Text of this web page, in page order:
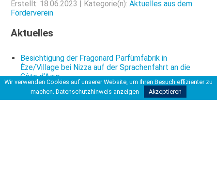
Erstellt: 18.06.2023 | Kategorie(n):Aktuelles aus dem
Förderverein
Aktuelles
Besichtigung der Fragonard Parfümfabrik in
Èze/Village bei Nizza auf der Sprachenfahrt an die
Côte d’Azur
Spanischunterricht einmal anders: Oberstufenkurse
erleben authentische Sprache und Kultur in Hannover
Wir verwenden Cookies auf unserer Website, um Ihren Besuch effizienter zu
machen. Datenschutzhinweis anzeigen Akzeptieren